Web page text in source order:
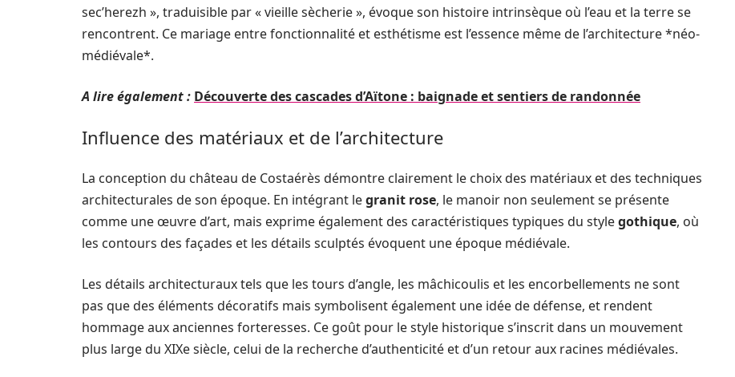
sec’herezh », traduisible par « vieille sècherie », évoque son histoire intrinsèque où l’eau et la terre se
rencontrent. Ce mariage entre fonctionnalité et esthétisme est l’essence même de l’architecture *néo-
médiévale*.
A lire également : Découverte des cascades d’Aïtone : baignade et sentiers de randonnée
Influence des matériaux et de l’architecture
La conception du château de Costaérès démontre clairement le choix des matériaux et des techniques
architecturales de son époque. En intégrant legranit rose, le manoir non seulement se présente
comme une œuvre d’art, mais exprime également des caractéristiques typiques du stylegothique, où
les contours des façades et les détails sculptés évoquent une époque médiévale.
Les détails architecturaux tels que les tours d’angle, les mâchicoulis et les encorbellements ne sont
pas que des éléments décoratifs mais symbolisent également une idée de défense, et rendent
hommage aux anciennes forteresses. Ce goût pour le style historique s’inscrit dans un mouvement
plus large du XIXe siècle, celui de la recherche d’authenticité et d’un retour aux racines médiévales.